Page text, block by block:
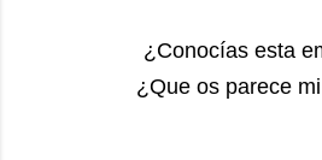
¿Conocías esta
¿Que os parece